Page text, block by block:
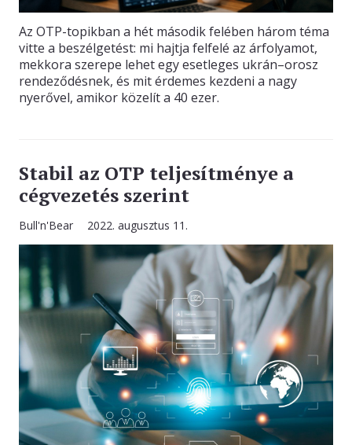
Az OTP-topikban a hét második felében három téma
vitte a beszélgetést: mi hajtja felfelé az árfolyamot,
mekkora szerepe lehet egy esetleges ukrán–orosz
rendeződésnek, és mit érdemes kezdeni a nagy
nyerővel, amikor közelít a 40 ezer.
Stabil az OTP teljesítménye a
cégvezetés szerint
Bull'n'Bear 2022. augusztus 11.